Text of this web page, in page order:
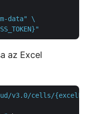
data" \
az Excel
v3.0/cells/